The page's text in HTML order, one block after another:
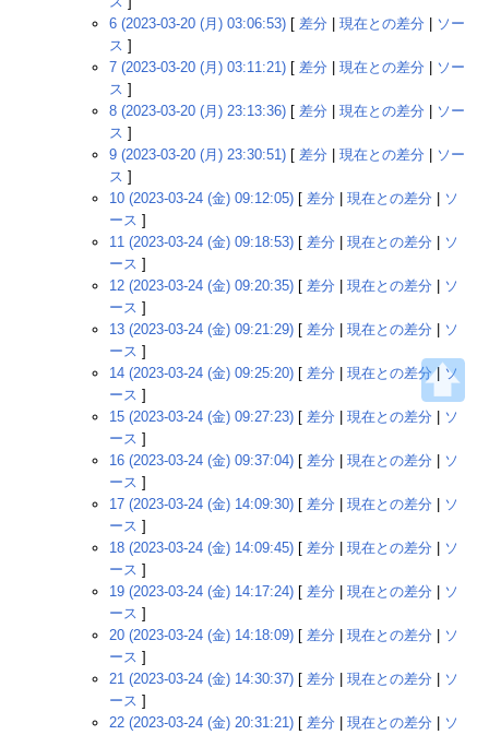
6 (2023-03-20 (月) 03:06:53) [ 差分 現在との差分
ソー
ス ]
7 (2023-03-20 (月) 03:11:21) [ 差分 現在との差分
ソー
ス ]
8 (2023-03-20 (月) 23:13:36) [ 差分 現在との差分
ソー
ス ]
9 (2023-03-20 (月) 23:30:51) [ 差分 現在との差分
ソー
ス ]
10 (2023-03-24 (金) 09:12:05) [ 差分 現在との差分
ソ
ース ]
11 (2023-03-24 (金) 09:18:53) [ 差分 現在との差分
ソ
ース ]
12 (2023-03-24 (金) 09:20:35) [ 差分 現在との差分
ソ
ース ]
13 (2023-03-24 (金) 09:21:29) [ 差分 現在との差分
ソ
ース ]
14 (2023-03-24 (金) 09:25:20) [ 差分 現在との差分| ソ
ース ]
15 (2023-03-24 (金) 09:27:23) [ 差分 現在との差分
ソ
ース ]
16 (2023-03-24 (金) 09:37:04) [ 差分 現在との差分
ソ
ース ]
17 (2023-03-24 (金) 14:09:30) [ 差分 現在との差分
ソ
ース ]
18 (2023-03-24 (金) 14:09:45) [ 差分 現在との差分
ソ
ース ]
19 (2023-03-24 (金) 14:17:24) [ 差分 現在との差分
ソ
ース ]
20 (2023-03-24 (金) 14:18:09) [ 差分 現在との差分
ソ
ース ]
21 (2023-03-24 (金) 14:30:37) [ 差分 現在との差分
ソ
ース ]
22 (2023-03-24 (金) 20:31:21) [ 差分 現在との差分
ソ